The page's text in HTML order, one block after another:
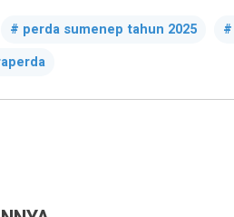
perda sumenep tahun 2025